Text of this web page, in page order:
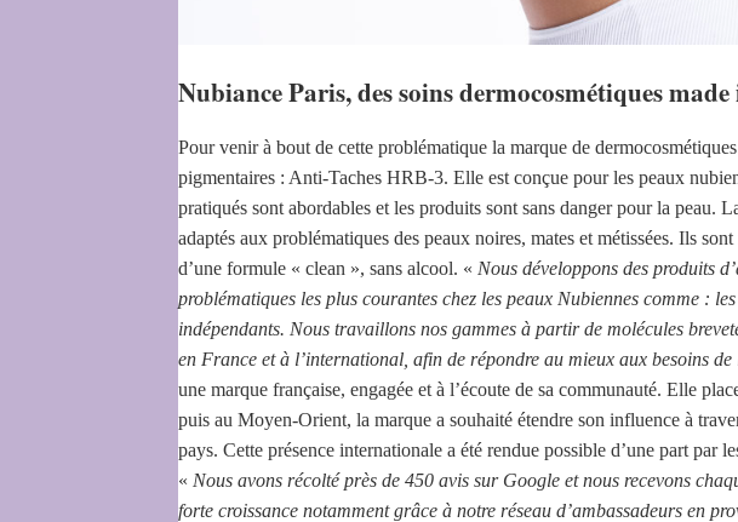
Nubiance Paris, des soins dermocosmétiques
Pour venir à bout de cette problématique la marque de
pigmentaires : Anti-Taches HRB-3. Elle est conçue pour les peaux
pratiqués sont abordables et les produits sont sans danger pour la peau.
adaptés aux problématiques des peaux noires, mates et métissées. Ils
d’une formule « clean », sans alcool. « Nous développons des produits
problématiques les plus courantes chez les peaux Nubiennes comme :
indépendants. Nous travaillons nos gammes à partir de molécules
en France et à l’international, afin de répondre au mieux aux besoins
une marque française, engagée et à l’écoute de sa communauté. Elle
puis au Moyen-Orient, la marque a souhaité étendre son influence à
pays. Cette présence internationale a été rendue possible d’une part par
« Nous avons récolté près de 450 avis sur Google et nous recevons
forte croissance notamment grâce à notre réseau d’ambassadeurs en